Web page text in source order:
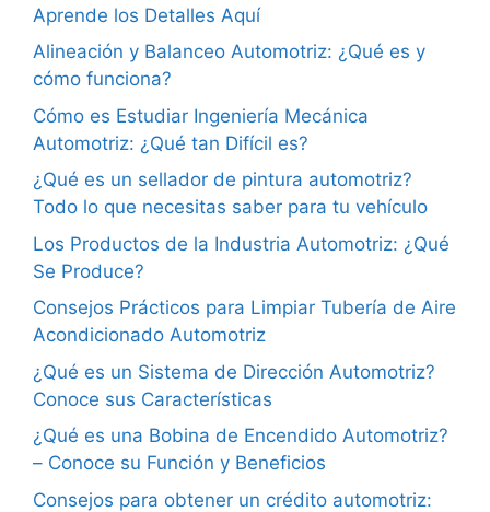
Aprende los Detalles Aquí
Alineación y Balanceo Automotriz: ¿Qué es y
cómo funciona?
Cómo es Estudiar Ingeniería Mecánica
Automotriz: ¿Qué tan Difícil es?
¿Qué es un sellador de pintura automotriz?
Todo lo que necesitas saber para tu vehículo
Los Productos de la Industria Automotriz: ¿Qué
Se Produce?
Consejos Prácticos para Limpiar Tubería de Aire
Acondicionado Automotriz
¿Qué es un Sistema de Dirección Automotriz?
Conoce sus Características
¿Qué es una Bobina de Encendido Automotriz?
– Conoce su Función y Beneficios
Consejos para obtener un crédito automotriz: